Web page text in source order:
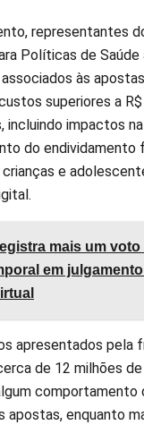
representantes
Políticas de Saúde
às
superiores a
incluindo impactos
do endividamento
e
mais um
em
apresentados pela
de 12 milhões
comportamento
apostas, enquanto